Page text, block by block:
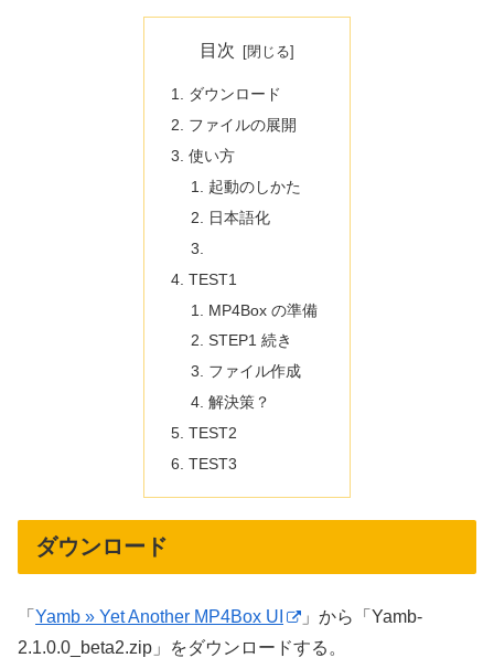
目次
ダウンロード
ファイルの展開
使い方
起動のしかた
日本語化
TEST1
MP4Box の準備
STEP1 続き
ファイル作成
解決策？
TEST2
TEST3
ダウンロード
「 Yamb » Yet Another MP4Box UI
」から「Yamb-
2.1.0.0_beta2.zip」をダウンロードする。